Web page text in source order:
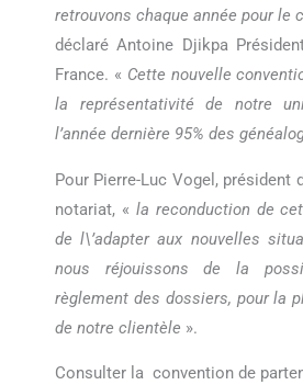
retrouvons chaque année pour le
déclaré Antoine Djikpa
France. « Cette nouvelle
la représentativité de notre
l’année dernière 95% des
Pour Pierre-Luc Vogel, président
notariat, « la reconduction de
de l\’adapter aux nouvelles
nous réjouissons de la
règlement des dossiers, pour la
de notre clientèle ».
Consulter la convention de